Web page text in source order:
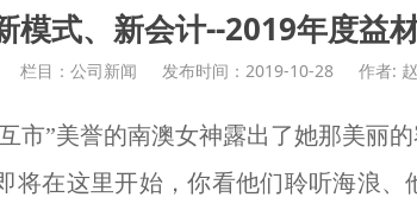
模式、新会计--2019年度益
栏目：公司新闻 发布时间：2019-10-28 作者:
市”美誉的南澳女神露出了她那美丽
将在这里开始，你看他们聆听海浪